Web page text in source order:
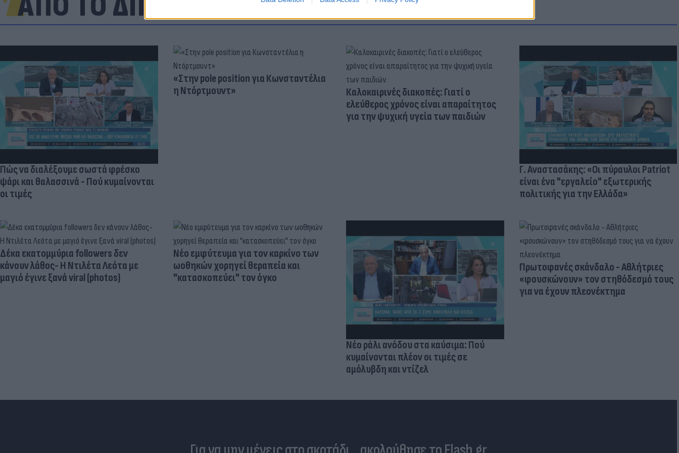
Πώς να διαλέξουμε σωστά φρέσκο
ψάρι και θαλασσινά - Πού κυμαίνονται
οι τιμές
«Στην pole position για Κωνσταντέλια
η Ντόρτμουντ»
Καλοκαιρινές διακοπές: Γιατί ο
ελεύθερος χρόνος είναι απαραίτητος
για την ψυχική υγεία των παιδιών
Γ. Αναστασάκης: «Οι πύραυλοι Patriot
είναι ένα "εργαλείο" εξωτερικής
πολιτικής για την Ελλάδα»
Δέκα εκατομμύρια followers δεν
κάνουν λάθος- Η Ντιλέτα Λεότα με
μαγιό έγινε ξανά viral (photos)
Νέο εμφύτευμα για τον καρκίνο των
ωοθηκών χορηγεί θεραπεία και
"κατασκοπεύει" τον όγκο
Νέο ράλι ανόδου στα καύσιμα: Πού
κυμαίνονται πλέον οι τιμές σε
αμόλυβδη και ντίζελ
Πρωτοφανές σκάνδαλο - Aθλήτριες
«φουσκώνουν» τον στηθόδεσμό τους
για να έχουν πλεονέκτημα